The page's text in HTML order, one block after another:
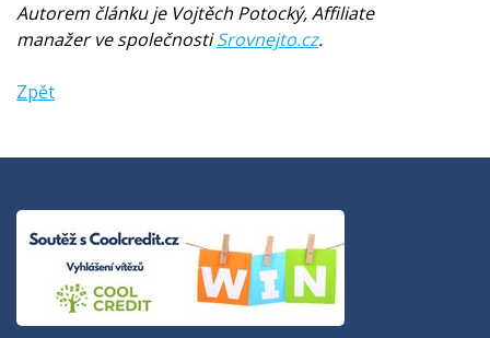
Autorem článku je Vojtěch Potocký, Affiliate
manažer ve společnostiSrovnejto.cz.
Zpět